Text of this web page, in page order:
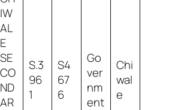
IW
AL
E
SE
CO
ND
AR
S.3
96
1
S4
67
6
Go
ver
nm
ent
Chi
wal
e